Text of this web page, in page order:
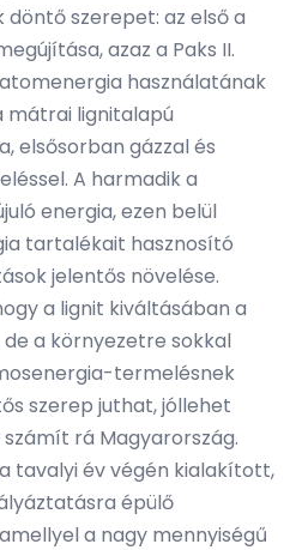
szerepet: az első a
azaz a Paks II.
használatának
mátrai lignitalapú
elsősorban gázzal és
A harmadik a
energia, ezen belül
tartalékait hasznosító
jelentős növelése.
a lignit kiváltásában a
a környezetre sokkal
termelésnek
szerep juthat, jóllehet
rá Magyarország.
tavalyi év végén kialakított,
épülő
a nagy mennyiségű